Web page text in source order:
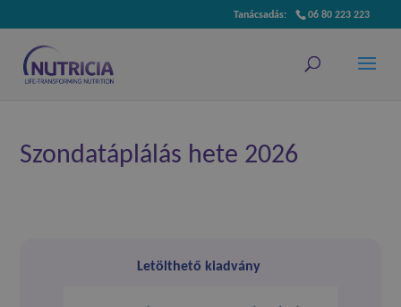
06 80 223 223
Szondatáplálás hete 2026
Letölthető kiadvány